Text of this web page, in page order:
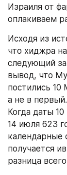
Израиля от
оплакиваем
Исходя из
что хиджра
следующий
вывод, что
постились
а не в первый.
Когда даты
14 июля 623
календарные
получается
разница